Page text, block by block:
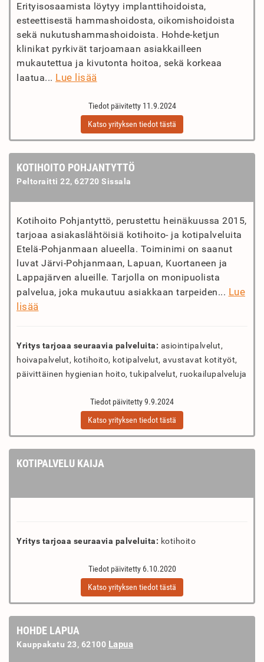
Erityisosaamista löytyy implanttihoidoista,
esteettisestä hammashoidosta, oikomishoidoista
sekä nukutushammashoidoista. Hohde-ketjun
klinikat pyrkivät tarjoamaan asiakkailleen
mukautettua ja kivutonta hoitoa, sekä korkeaa
laatua... Lue lisää
Tiedot päivitetty 11.9.2024
Katso yrityksen tiedot tästä
KOTIHOITO POHJANTYTTÖ
Peltoraitti 22, 62720 Sissala
Kotihoito Pohjantyttö, perustettu heinäkuussa 2015,
tarjoaa asiakaslähtöisiä kotihoito- ja kotipalveluita
Etelä-Pohjanmaan alueella. Toiminimi on saanut
luvat Järvi-Pohjanmaan, Lapuan, Kuortaneen ja
Lappajärven alueille. Tarjolla on monipuolista
palvelua, joka mukautuu asiakkaan tarpeiden... Lue
lisää
Yritys tarjoaa seuraavia palveluita: asiointipalvelut,
hoivapalvelut, kotihoito, kotipalvelut, avustavat kotityöt,
päivittäinen hygienian hoito, tukipalvelut, ruokailupalveluja
Tiedot päivitetty 9.9.2024
Katso yrityksen tiedot tästä
KOTIPALVELU KAIJA
Yritys tarjoaa seuraavia palveluita: kotihoito
Tiedot päivitetty 6.10.2020
Katso yrityksen tiedot tästä
HOHDE LAPUA
Kauppakatu 23, 62100 Lapua